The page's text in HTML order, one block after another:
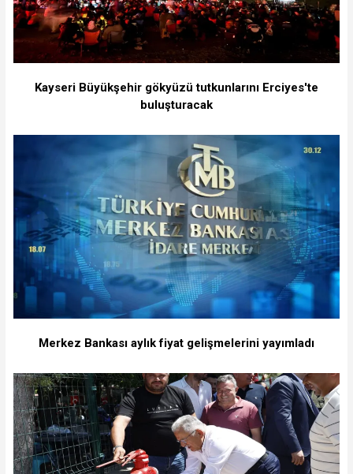
Kayseri Büyükşehir gökyüzü tutkunlarını Erciyes'te
buluşturacak
Merkez Bankası aylık fiyat gelişmelerini yayımladı